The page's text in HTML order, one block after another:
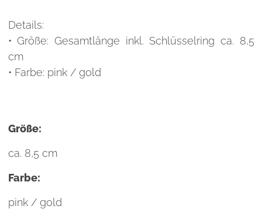
Details:
• Größe: Gesamtlänge inkl. Schlüsselring ca. 8,5
cm
• Farbe: pink / gold
Größe:
ca. 8,5 cm
Farbe:
pink / gold